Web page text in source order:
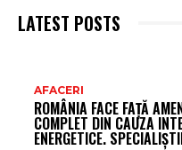
LATEST POSTS
AFACERI
ROMÂNIA FACE FAȚĂ
COMPLET DIN CAUZA
ENERGETICE.